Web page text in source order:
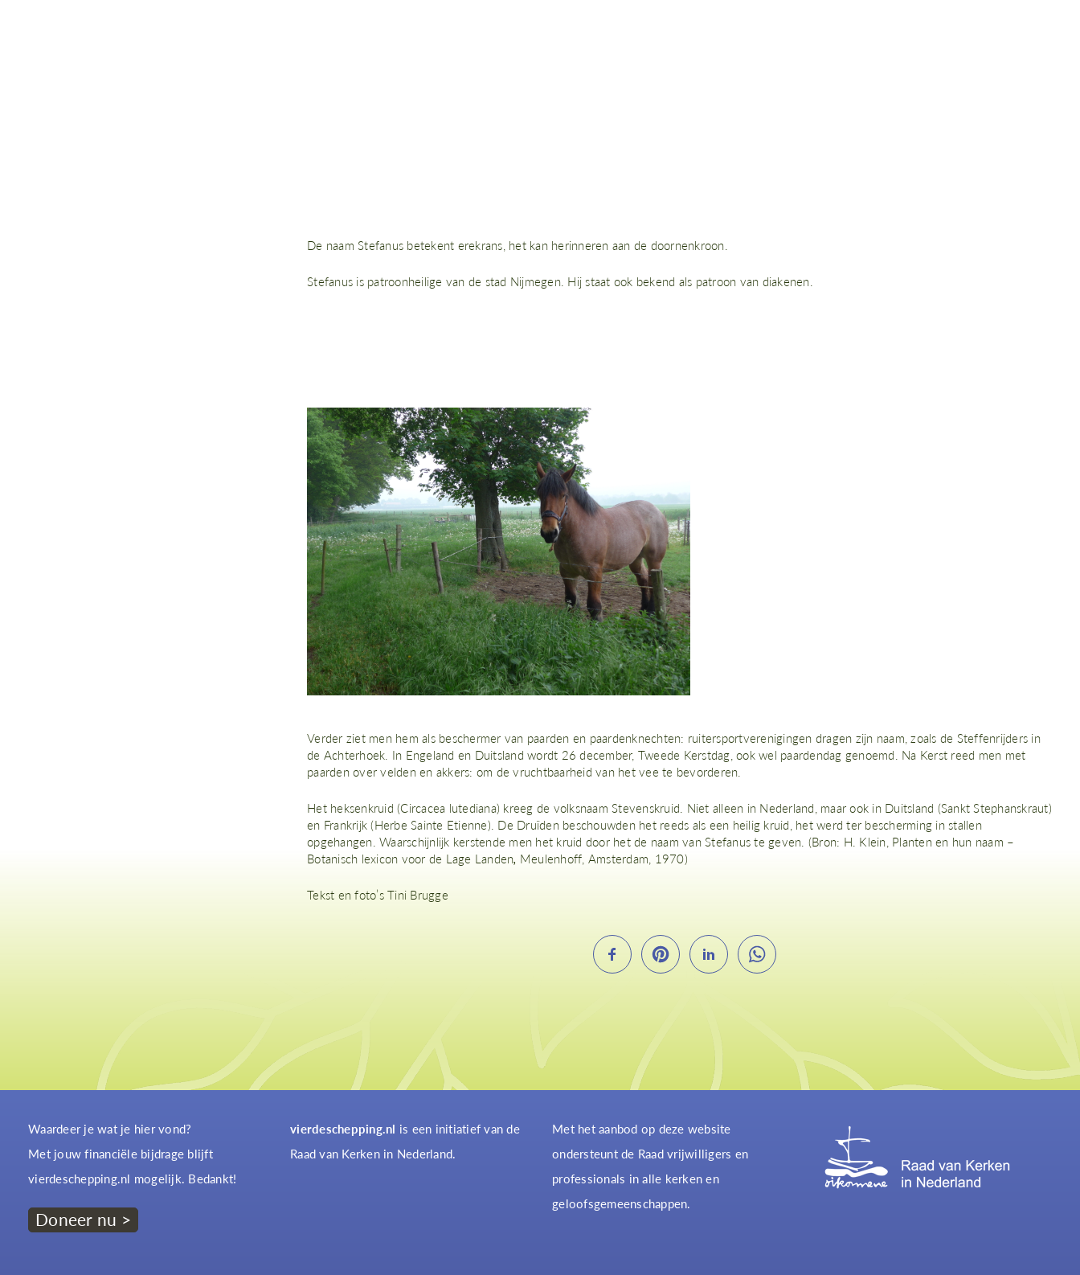
De naam Stefanus betekent erekrans, het kan herinneren aan de doornenkroon.
Stefanus is patroonheilige van de stad Nijmegen. Hij staat ook bekend als patroon van diakenen.
Verder ziet men hem als beschermer van paarden en paardenknechten: ruitersportverenigingen dragen zijn naam, zoals de Steffenrijders in
de Achterhoek. In Engeland en Duitsland wordt 26 december, Tweede Kerstdag, ook wel paardendag genoemd. Na Kerst reed men met
paarden over velden en akkers: om de vruchtbaarheid van het vee te bevorderen.
Het heksenkruid (Circacea lutediana) kreeg de volksnaam Stevenskruid. Niet alleen in Nederland, maar ook in Duitsland (Sankt Stephanskraut)
en Frankrijk (Herbe Sainte Etienne). De Druïden beschouwden het reeds als een heilig kruid, het werd ter bescherming in stallen
opgehangen. Waarschijnlijk kerstende men het kruid door het de naam van Stefanus te geven. (Bron: H. Klein, Planten en hun naam –
Botanisch lexicon voor de Lage Landen, Meulenhoff, Amsterdam, 1970)
Tekst en foto’s Tini Brugge
Waardeer je wat je hier vond?
Met jouw financiële bijdrage blijft
vierdeschepping.nl mogelijk. Bedankt!
Doneer nu >
vierdeschepping.nl is een initiatief van de
Raad van Kerken in Nederland.
Met het aanbod op deze website
ondersteunt de Raad vrijwilligers en
professionals in alle kerken en
geloofsgemeenschappen.